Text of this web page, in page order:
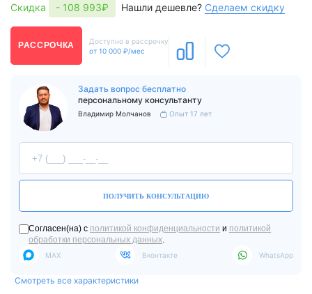
Скидка - 108 993₽ Нашли дешевле? Сделаем скидку
Доступно в рассрочку
от 10 000 ₽/мес
РАССРОЧКА
Задать вопрос бесплатно
персональному консультанту
Владимир Молчанов Опыт 17 лет
ПОЛУЧИТЬ КОНСУЛЬТАЦИЮ
Согласен(на) с политикой конфиденциальности и политикой
обработки персональных данных.
MAX Вконтакте WhatsApp
Смотреть все характеристики